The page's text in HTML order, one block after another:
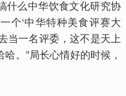
什么中华饮食文化研究协
个‘中华特种美食评赛大
当一名评委，这不是天上
。”局长心情好的时候，